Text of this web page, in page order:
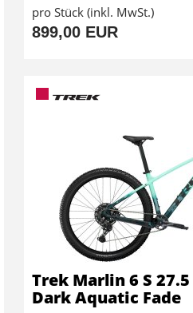
pro Stück (inkl. MwSt.)
899,00 EUR
Trek Marlin 6 S
Dark Aquatic Fade